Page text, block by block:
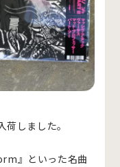
しました。
』といった名曲